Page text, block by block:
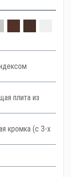
плита из
кромка (с 3-х